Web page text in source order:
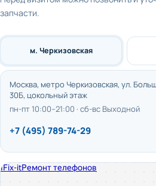
запчасти.
м. Черкизовская
Москва, метро Черкизовская, ул.
30Б, цокольный этаж
пн-пт 10:00–21:00 · сб-вс Выходной
+7 (495) 789-74-29